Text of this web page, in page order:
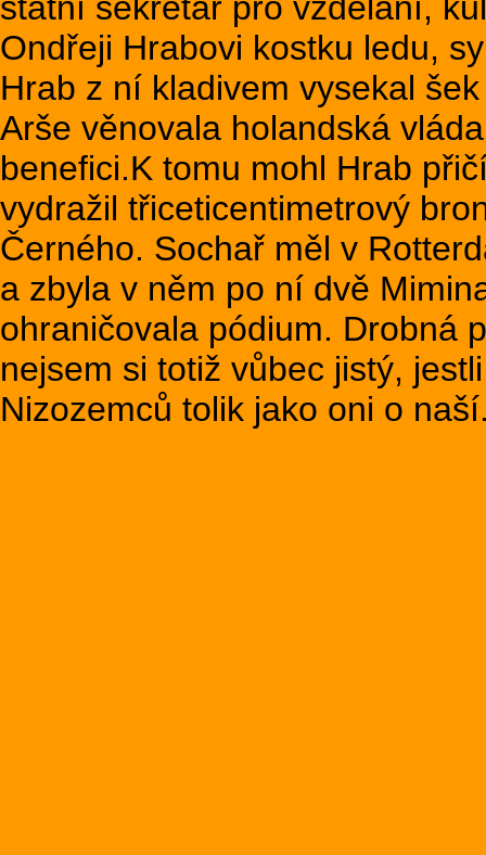
Ondřeji Hrabovi kostku ledu,
Hrab z ní kladivem vysekal
Arše věnovala holandská
benefici.K tomu mohl Hrab
vydražil třiceticentimetrový
Černého. Sochař měl v
a zbyla v něm po ní dvě
ohraničovala pódium. Drobná
nejsem si totiž vůbec jistý,
Nizozemců tolik jako oni o